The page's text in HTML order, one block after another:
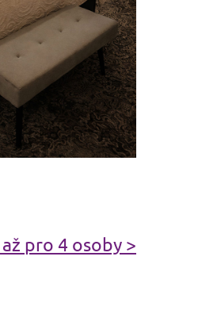
pro 4 osoby >